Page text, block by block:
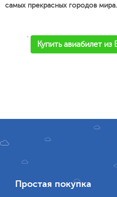
самых прекрасных городов мира.
'
Купить авиабилет
Простая покупка